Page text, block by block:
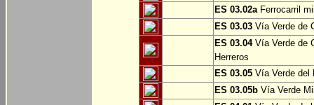
ES 03.02aFerrocarril
ES 03.03 Vía Verde de
ES 03.04Vía Verde de
Herreros
ES 03.05 Vía Verde del
ES 03.05b Vía Verde